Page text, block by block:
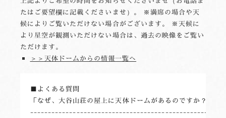
たはご要望欄に記載くださいませ）。 ※満席の場合や天
候によりご覧いただけない場合がございます。 ※天候に
より星空が観測いただけない場合は、過去の映像をご覧い
ただけます。
＞＞天体ドームからの情報一覧へ
■よくある質問
「なぜ、大谷山荘の屋上に天体ドームがあるのですか？」
--------------------------------------------------